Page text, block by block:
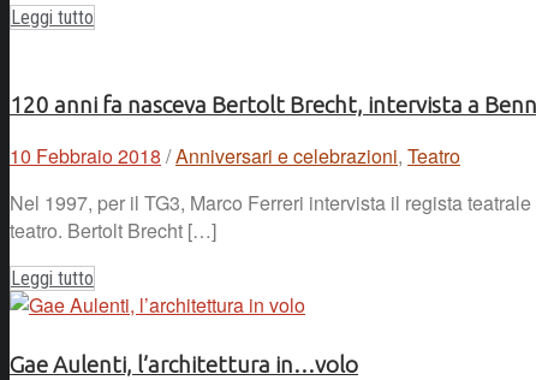
Leggi tutto
120 anni fa nasceva Bertolt Brecht, intervista a
10 Febbraio 2018 /Anniversari e celebrazioni, Teatro
Nel 1997, per il TG3, Marco Ferreri intervista il regista
teatro. Bertolt Brecht […]
Leggi tutto
Gae Aulenti, l’architettura in…volo